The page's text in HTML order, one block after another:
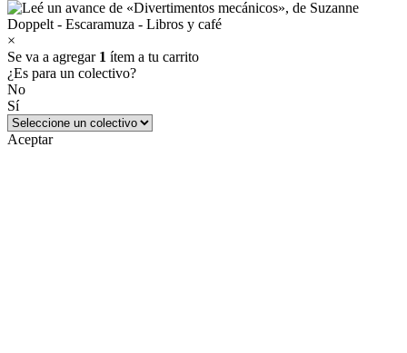
×
Se va a agregar 1 ítem a tu carrito
¿Es para un colectivo?
No
Sí
Aceptar